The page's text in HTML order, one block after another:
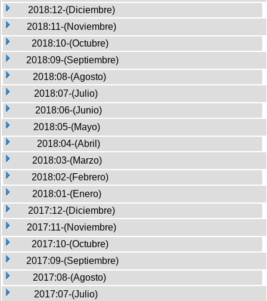
2018:12-(Diciembre)
2018:11-(Noviembre)
2018:10-(Octubre)
2018:09-(Septiembre)
2018:08-(Agosto)
2018:07-(Julio)
2018:06-(Junio)
2018:05-(Mayo)
2018:04-(Abril)
2018:03-(Marzo)
2018:02-(Febrero)
2018:01-(Enero)
2017:12-(Diciembre)
2017:11-(Noviembre)
2017:10-(Octubre)
2017:09-(Septiembre)
2017:08-(Agosto)
2017:07-(Julio)